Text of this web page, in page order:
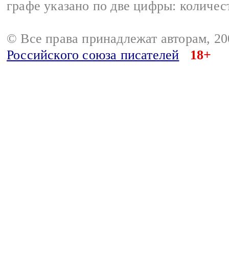
графе указано по две цифры:
© Все права принадлежат авторам,
Российского союза писателей
18+